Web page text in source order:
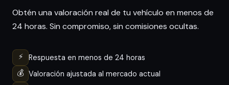
Obtén una valoración real de tu vehículo en menos de
24 horas. Sin compromiso, sin comisiones ocultas.
⚡
Respuesta en menos de 24 horas
💰 Valoración ajustada al mercado actual